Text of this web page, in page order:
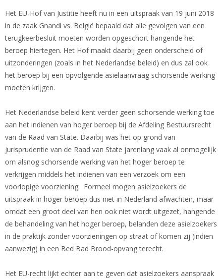
Het EU-Hof van Justitie heeft nu in een uitspraak van 19 juni 2018
in de zaak Gnandi vs. België bepaald dat alle gevolgen van een
terugkeerbesluit moeten worden opgeschort hangende het
beroep hiertegen. Het Hof maakt daarbij geen onderscheid of
uitzonderingen (zoals in het Nederlandse beleid) en dus zal ook
het beroep bij een opvolgende asielaanvraag schorsende werking
moeten krijgen.
Het Nederlandse beleid kent verder geen schorsende werking toe
aan het indienen van hoger beroep bij de Afdeling Bestuursrecht
van de Raad van State. Daarbij was het op grond van
jurisprudentie van de Raad van State jarenlang vaak al onmogelijk
om alsnog schorsende werking van het hoger beroep te
verkrijgen middels het indienen van een verzoek om een
voorlopige voorziening. Formeel mogen asielzoekers de
uitspraak in hoger beroep dus niet in Nederland afwachten, maar
omdat een groot deel van hen ook niet wordt uitgezet, hangende
de behandeling van het hoger beroep, belanden deze asielzoekers
in de praktijk zonder voorzieningen op straat of komen zij (indien
aanwezig) in een Bed Bad Brood-opvang terecht.
Het EU-recht lijkt echter aan te geven dat asielzoekers aanspraak